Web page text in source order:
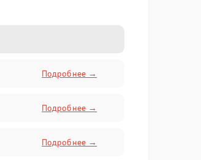
Подробнее →
Подробнее →
Подробнее →